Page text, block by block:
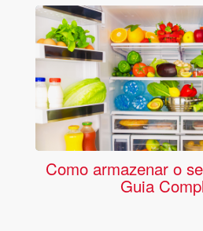
Como armazenar o
Guia